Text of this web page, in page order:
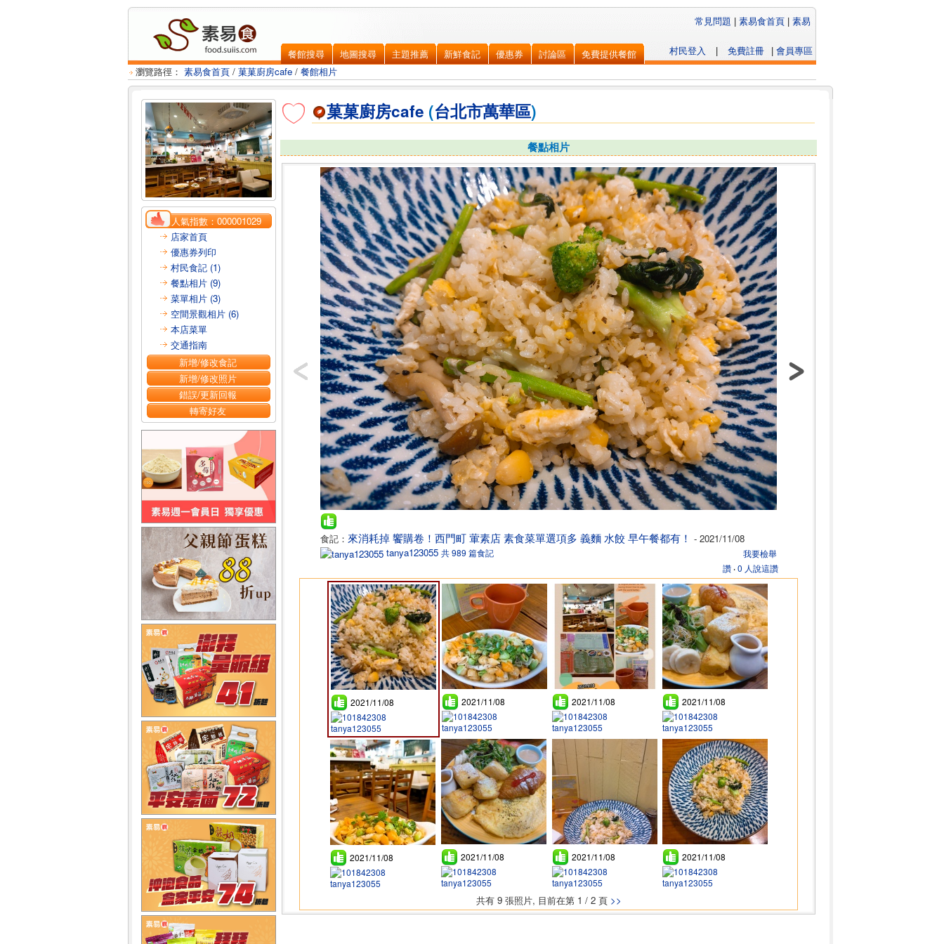
餐館搜尋 地圖搜尋 主題推薦 新鮮食記 優惠券 討論區 免費提供餐館 | 會員專區
免費註冊
|
村民登入
常見問題 | 素易食首頁 | 素易
瀏覽路徑： 素易食首頁 / 菓菓廚房cafe / 餐館相片
人氣指數：000001029
店家首頁
優惠券列印
村民食記 (1)
餐點相片 (9)
菜單相片 (3)
空間景觀相片 (6)
本店菜單
交通指南
新增/修改食記
新增/修改照片
錯誤/更新回報
轉寄好友
菓菓廚房cafe (台北市萬華區)
餐點相片
食記： 來消耗掉 饗購卷！西門町 葷素店 素食菜單選項多 義麵 水餃 早午餐都有！ - 2021/11/08
tanya123055 共 989 篇食記
我要檢舉
讚 ‧0 人說這讚
2021/11/08
tanya123055
2021/11/08
tanya123055
2021/11/08
tanya123055
2021/11/08
tanya123055
2021/11/08
tanya123055
2021/11/08
tanya123055
2021/11/08
tanya123055
2021/11/08
tanya123055
共有 9 張照片, 目前在第 1 / 2 頁 >>